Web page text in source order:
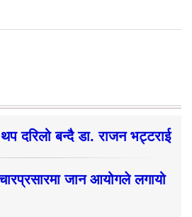
दरिलो बन्दै डा. राजन भट्टराई
जान आयोगले लगायो